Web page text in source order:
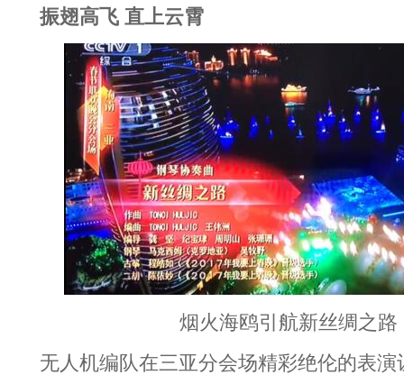
振翅高飞 直上云霄
烟火海鸥引航新丝绸之路
无人机编队在三亚分会场精彩绝伦的表演